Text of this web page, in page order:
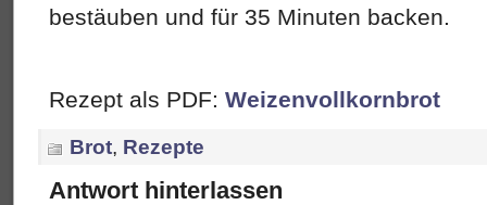
bestäuben und für 35 Minuten backen.
Rezept als PDF: Weizenvollkornbrot
Brot, Rezepte
Antwort hinterlassen